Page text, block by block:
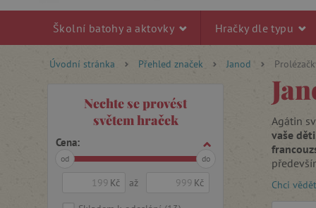
Školní batohy a aktovky Hračky dle typu
Úvodní stránka Přehled značek Janod
Nechte se provést
světem hraček
Cena:
od do
Kč až Kč
Agátin
vaše děti
V
trhu
Chci